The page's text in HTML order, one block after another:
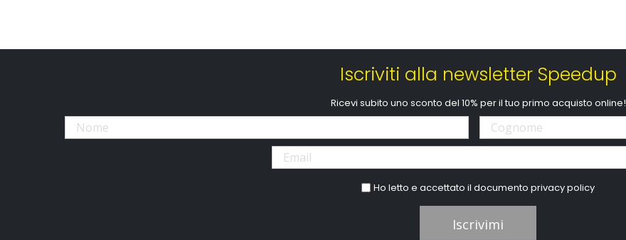
Iscriviti alla newsletter Speedup
Ricevi subito uno sconto del 10% per il tuo primo acquisto online!
Ho letto e accettato il documentoprivacy policy
Iscrivimi